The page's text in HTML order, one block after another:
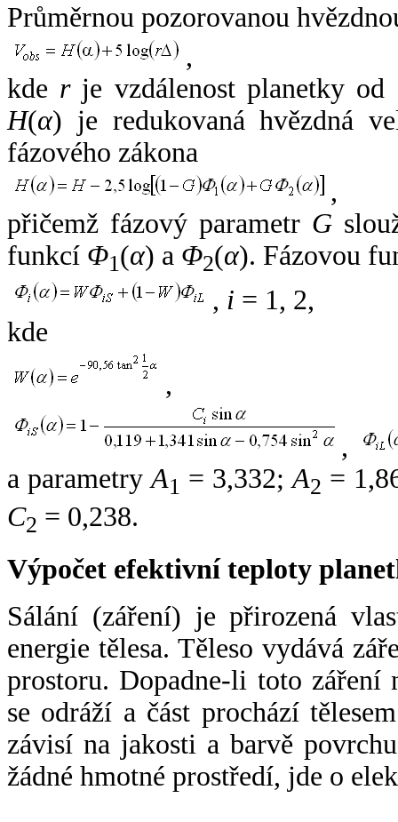
Průměrnou pozorovanou
,
kde rje vzdálenost planetky od
H(α) je redukovaná hvězdná
fázového zákona
,
přičemž fázový parametr G
funkcí Φ1(α) a Φ2(α). Fázovou
, i = 1, 2,
kde
,
,
a parametryA1 = 3,332;A2 =
C2 = 0,238.
Výpočet efektivní teploty
Sálání (záření) je přirozená
energie tělesa. Těleso vydává
prostoru. Dopadne-li toto záření
se odráží a část prochází
závisí na jakosti a barvě
žádné hmotné prostředí, jde o